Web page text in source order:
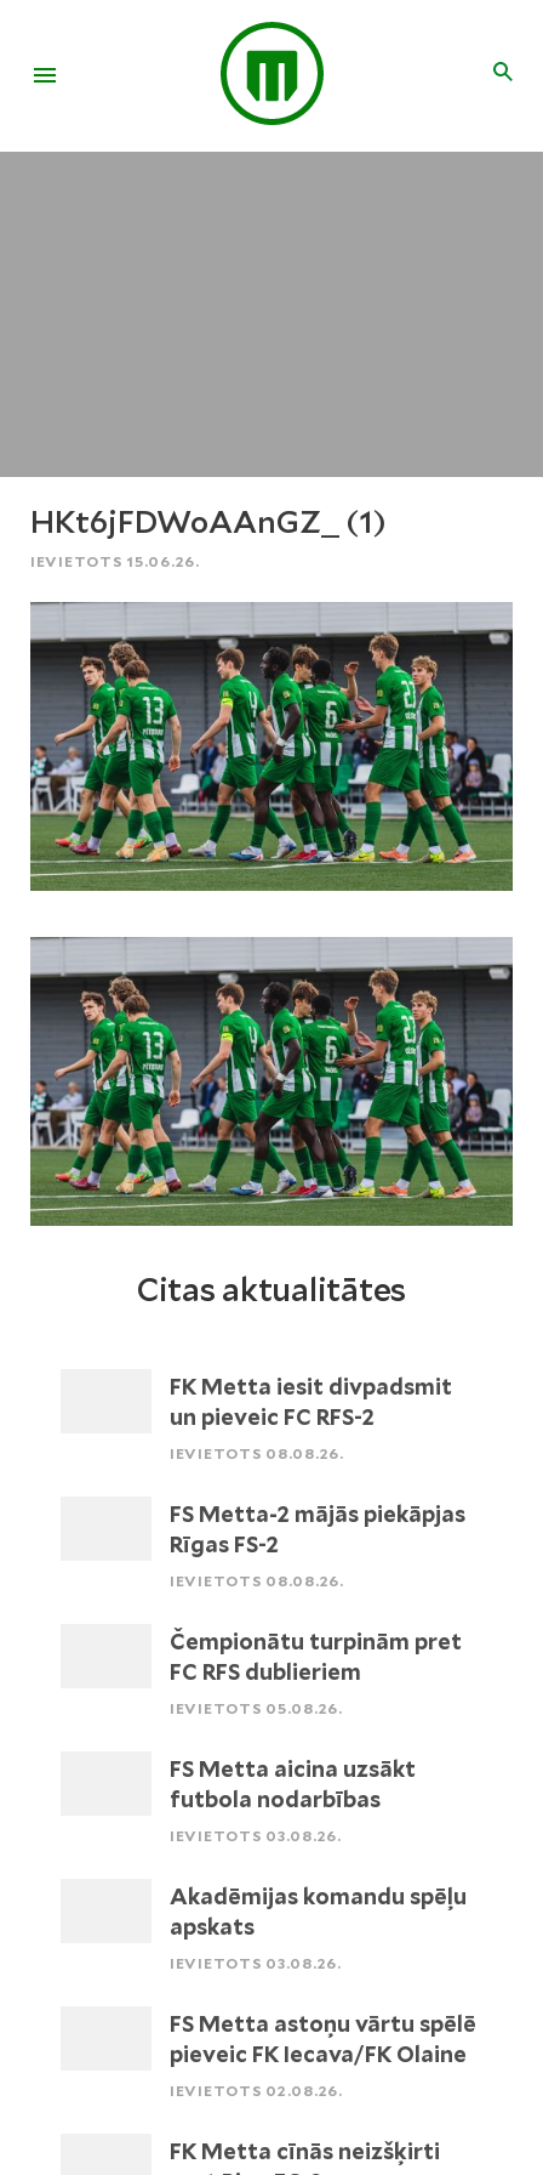
HKt6jFDWoAAnGZ_ (1)
IEVIETOTS 15.06.26.
Citas aktualitātes
FK Metta iesit divpadsmit
un pieveic FC RFS-2
IEVIETOTS 08.08.26.
FS Metta-2 mājās piekāpjas
Rīgas FS-2
IEVIETOTS 08.08.26.
Čempionātu turpinām pret
FC RFS dublieriem
IEVIETOTS 05.08.26.
FS Metta aicina uzsākt
futbola nodarbības
IEVIETOTS 03.08.26.
Akadēmijas komandu spēļu
apskats
IEVIETOTS 03.08.26.
FS Metta astoņu vārtu spēlē
pieveic FK Iecava/FK Olaine
IEVIETOTS 02.08.26.
FK Metta cīnās neizšķirti